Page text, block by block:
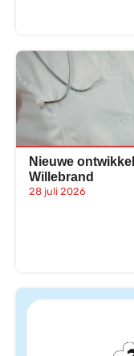
Nieuwe
Willebrand
28 juli 2026